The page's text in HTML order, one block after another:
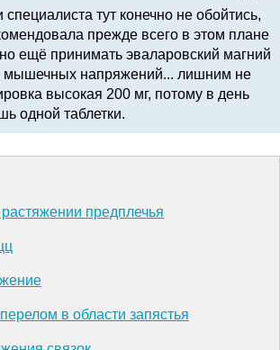
специалиста тут конечно не обойтись,
прежде всего в этом плане
ещё принимать эваларовский магний
мышечных напряжений... лишним не
высокая 200 мг, потому в день
одной таблетки.
предплечья
в области запястья